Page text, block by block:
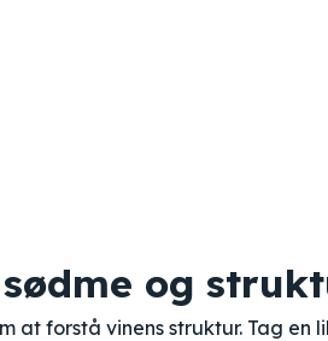
og
at forstå vinens struktur. Tag en